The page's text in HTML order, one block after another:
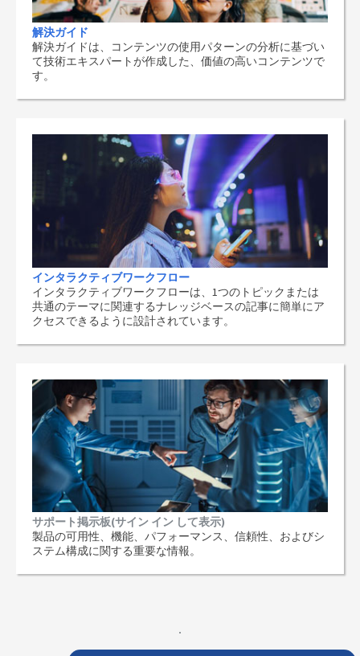
解決ガイド
解決ガイドは、コンテンツの使用パターンの分析に基づい
て技術エキスパートが作成した、価値の高いコンテンツで
す。
インタラクティブワークフロー
インタラクティブワークフローは、1つのトピックまたは
共通のテーマに関連するナレッジベースの記事に簡単にア
クセスできるように設計されています。
サポート掲示板(サイン イン して表示)
製品の可用性、機能、パフォーマンス、信頼性、およびシ
ステム構成に関する重要な情報。